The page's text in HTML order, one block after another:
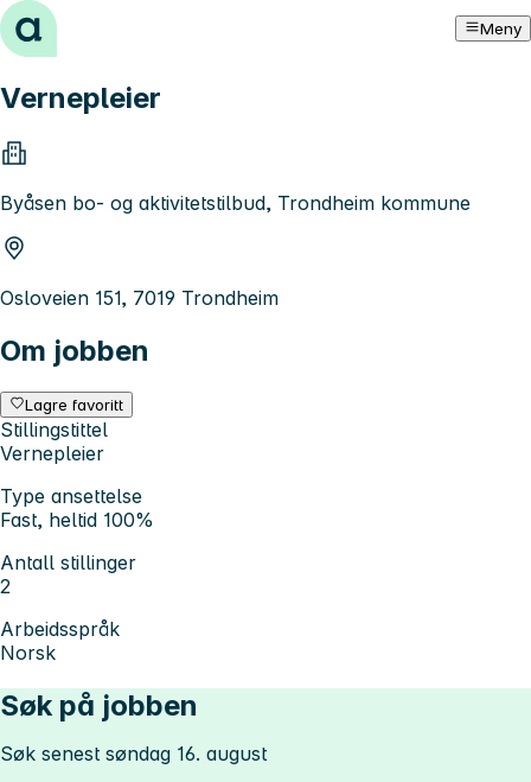
Hopp til innhold Meny
Vernepleier
Byåsen bo- og aktivitetstilbud, Trondheim kommune
Osloveien 151, 7019 Trondheim
Om jobben
Lagre favoritt
Stillingstittel
Vernepleier
Type ansettelse
Fast, heltid 100%
Antall stillinger
2
Arbeidsspråk
Norsk
Søk på jobben
Søk senest søndag 16. august